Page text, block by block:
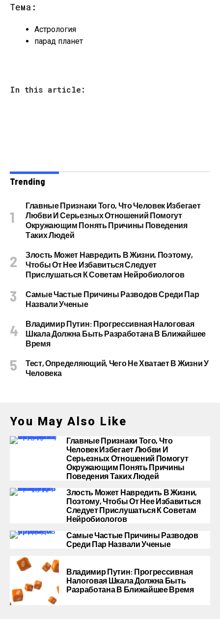
Тема:
Астрология
парад планет
In this article:
Trending
Главные Признаки Того, Что Человек Избегает
Любви И Серьезных Отношений Помогут
Окружающим Понять Причины Поведения
Таких Людей
Злость Может Навредить В Жизни, Поэтому,
Чтобы От Нее Избавиться Следует
Прислушаться К Советам Нейробиологов
Самые Частые Причины Разводов Среди Пар
Назвали Ученые
Владимир Путин: Прогрессивная Налоговая
Шкала Должна Быть Разработана В Ближайшее
Время
Тест, Определяющий, Чего Не Хватает В Жизни У
Человека
You May Also Like
Главные Признаки Того, Что
Человек Избегает Любви И
Серьезных Отношений Помогут
Окружающим Понять Причины
Поведения Таких Людей
Злость Может Навредить В Жизни,
Поэтому, Чтобы От Нее Избавиться
Следует Прислушаться К Советам
Нейробиологов
Самые Частые Причины Разводов
Среди Пар Назвали Ученые
Владимир Путин: Прогрессивная
Налоговая Шкала Должна Быть
Разработана В Ближайшее Время